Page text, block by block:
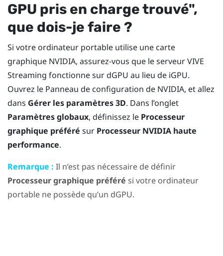
GPU pris en charge trouvé"‍,
que dois-je faire ?
Si votre ordinateur portable utilise une carte
graphique NVIDIA, assurez-vous que le serveurVIVE
Streaming fonctionne sur dGPU au lieu de iGPU.
Ouvrez le Panneau de configuration de NVIDIA, et allez
dans Gérer les paramètres 3D. Dans l’onglet
Paramètres globaux, définissez le Processeur
graphique préféré sur Processeur NVIDIA haute
performance.
Remarque : Il n’est pas nécessaire de définir
Processeur graphique préféré si votre ordinateur
portable ne possède qu’un dGPU.